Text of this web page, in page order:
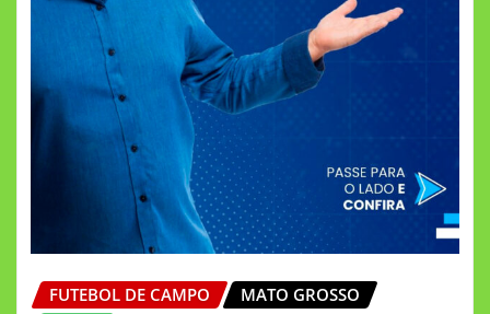
FUTEBOL DE CAMPO
MATO GROSSO